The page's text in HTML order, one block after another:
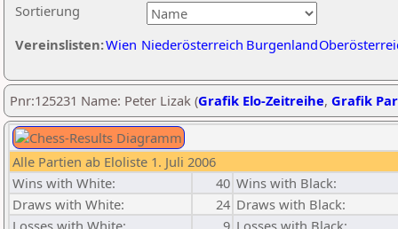
Sortierung
Vereinslisten:Wien Niederösterreich Burgenland
Pnr:125231 Name: Peter Lizak (Grafik Elo-Zeitreihe, Grafik
Alle Partien ab Eloliste 1. Juli 2006
Wins with White:
40 Wins with Black:
Draws with White:
24 Draws with Black:
Losses with White:
9 Losses with Black: